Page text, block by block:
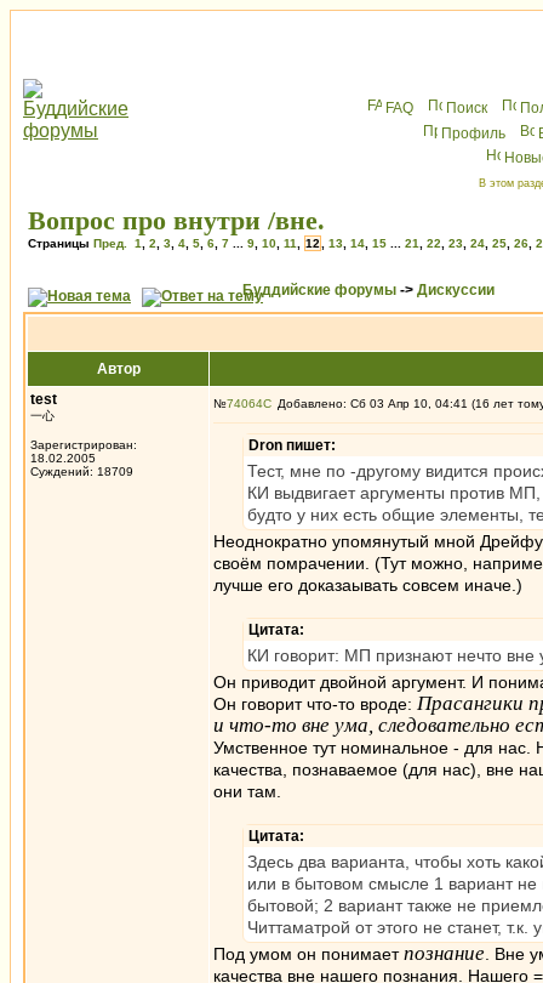
FAQ Поиск
Профиль
В этом
Вопрос про внутри /вне.
Страницы Пред. 1 2 3 4 5 6 7 9 10 11 12 13 14 15 21 22 23 24 25 26
Буддийские форумы -> Дискуссии
Автор
test
一心
Зарегистрирован:
18.02.2005
Суждений: 18709
№74064 Добавлено: Сб 03 Апр 10, 04:41 (16 лет
Dron пишет:
Тест, мне по -другому видится
КИ выдвигает аргументы против МП,
будто у них есть общие элементы,
Неоднократно упомянутый мной
своём помрачении. (Тут можно,
лучше его доказаывать совсем иначе.)
Цитата:
КИ говорит: МП признают нечто
Он приводит двойной аргумент. И
Он говорит что-то вроде: Прасангики
и что-то вне ума, следовательно
Умственное тут номинальное - для нас.
качества, познаваемое (для нас), вне
они там.
Цитата:
Здесь два варианта, чтобы хоть
или в бытовом смысле 1 вариант
бытовой; 2 вариант также не
Читтаматрой от этого не станет,
Под умом он понимаетпознание . Вне
качества вне нашего познания. Нашего